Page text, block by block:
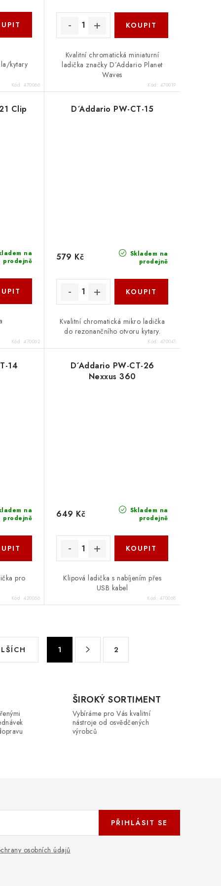
kytary
Kód:470066
Kvalitní chromatická miniaturní
ladička značky D´Addario Planet
Waves
Kód: 470019
Clip
na
prodejně
Kód:470062
D´Addario PW-CT-15
Skladem na
prodejně
579 Kč
Kvalitní chromatická mikro ladička
do rezonančního otvoru kytary.
Kód: 470041
14
na
prodejně
pro
Kód:420056
D´Addario PW-CT-26
Nexxus 360
Skladem na
prodejně
649 Kč
Klipová ladička s nabíjením přes
USB kabel
Kód: 470068
1 2
ŠIROKÝ SORTIMENT
Vybíráme pro Vás kvalitní
nástroje od osvědčených
výrobců
osobních údajů
PŘIHLÁSIT SE